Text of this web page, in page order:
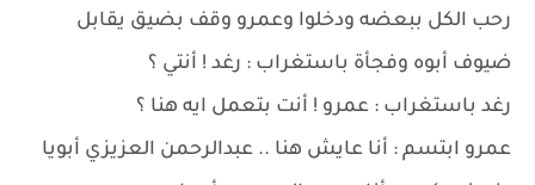
رحب الكل ببعضه ودخلوا وعمرو وقف بضيق يقابل
ضيوف أبوه وفجأة باستغراب : رغد ! أنتي ؟
رغد باستغراب : عمرو ! أنت بتعمل ايه هنا ؟
عمرو ابتسم : أنا عايش هنا .. عبدالرحمن العزيزي أبويا